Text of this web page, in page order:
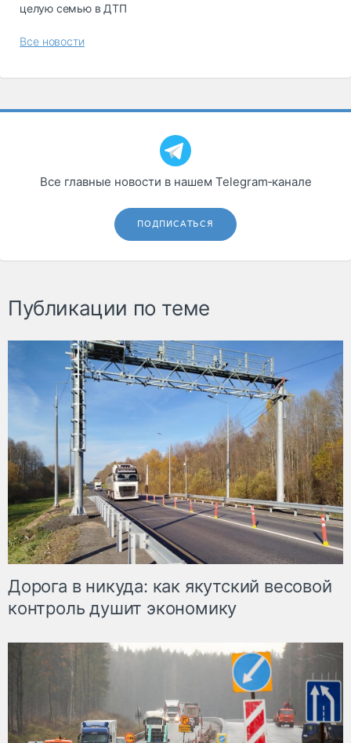
целую семью в ДТП
Все новости
Все главные новости в нашем Telegram‑канале
ПОДПИСАТЬСЯ
Публикации по теме
Дорога в никуда: как якутский весовой
контроль душит экономику